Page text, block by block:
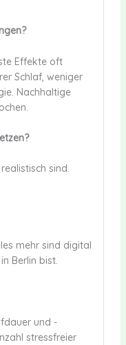
Effekte oft
Schlaf, weniger
Nachhaltige
sind.
mehr sind digital
Berlin bist.
und -
stressfreier